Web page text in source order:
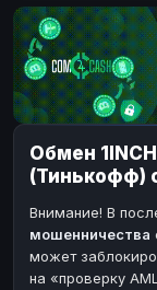
Toncoin
Dogecoin
TRX
Bitcoin Cash
BinanceCoin
Ether Classic
Ripple
Обмен
(Тинькофф)
Внимание! В
мошенничества
может
на «проверку